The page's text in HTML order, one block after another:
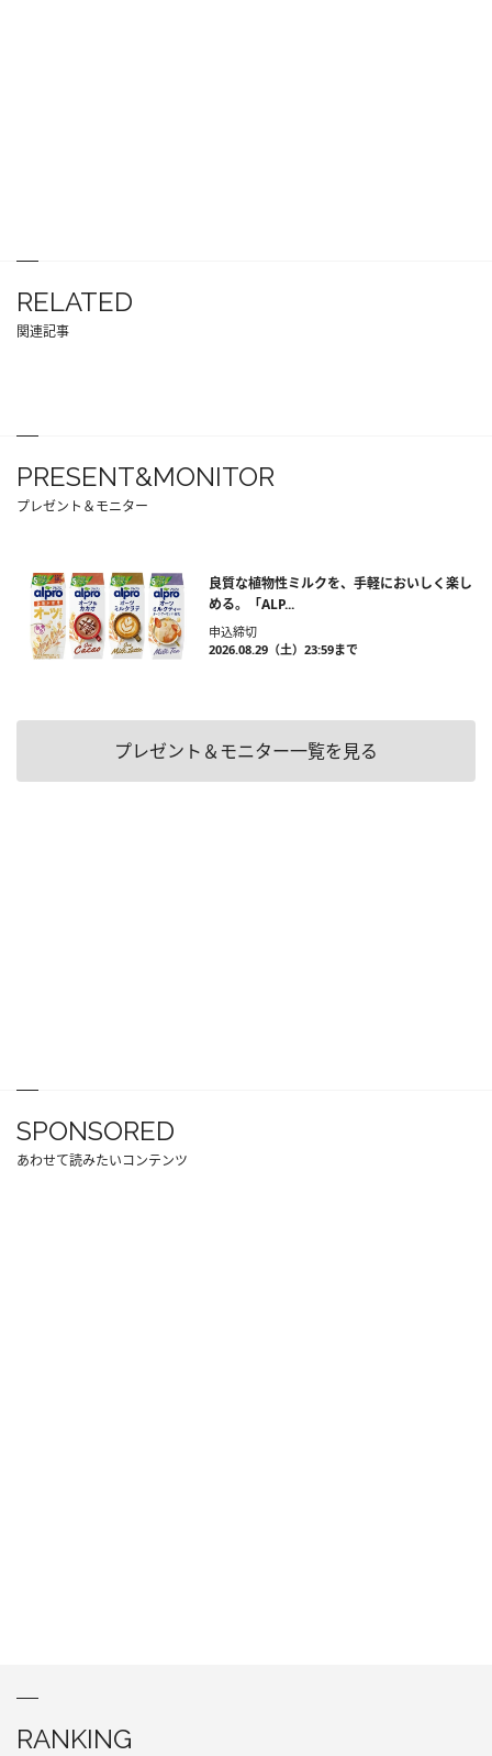
RELATED
関連記事
PRESENT&MONITOR
プレゼント＆モニター
良質な植物性ミルクを、手軽においしく楽し
める。「ALP...
申込締切
2026.08.29（土）23:59まで
プレゼント＆モニター一覧を見る
SPONSORED
あわせて読みたいコンテンツ
RANKING